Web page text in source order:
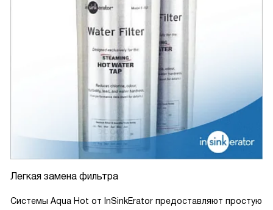
Легкая замена фильтра
Системы Aqua Hot от InSinkErator предоставляют простую